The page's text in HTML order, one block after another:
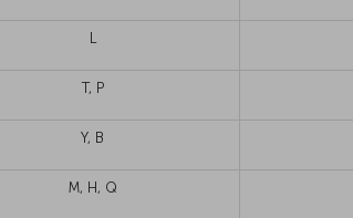
L
T, P
Y, B
M, H, Q